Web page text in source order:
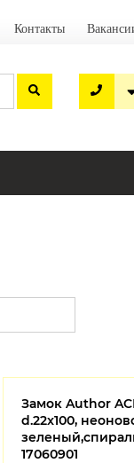
Контакты
Замок Author
d.22x100,
17060901